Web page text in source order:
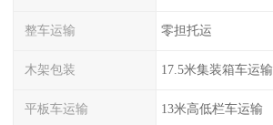
整车运输 零担托运
木架包装 17.5米集装箱车运输
平板车运输 13米高低栏车运输